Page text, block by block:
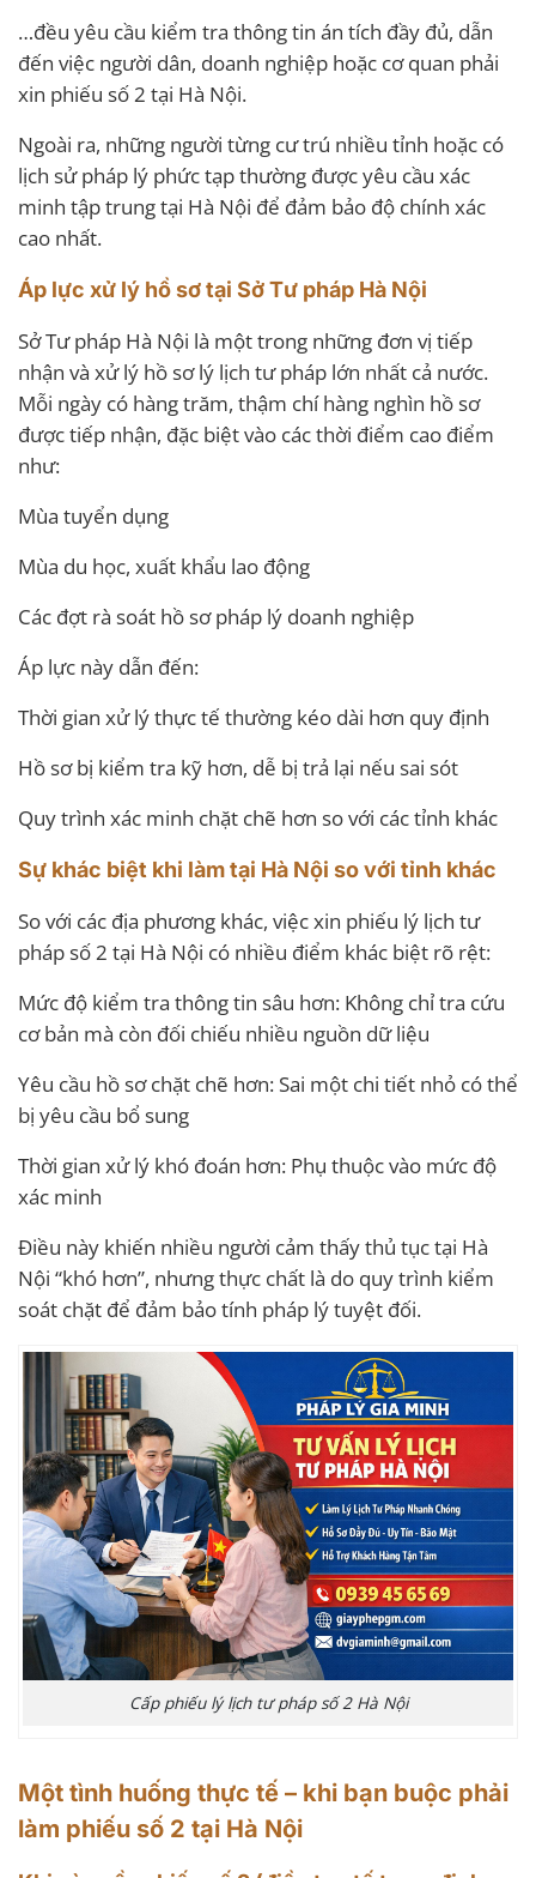
…đều yêu cầu kiểm tra thông tin án tích đầy đủ, dẫn
đến việc người dân, doanh nghiệp hoặc cơ quan phải
xin phiếu số 2 tại Hà Nội.
Ngoài ra, những người từng cư trú nhiều tỉnh hoặc có
lịch sử pháp lý phức tạp thường được yêu cầu xác
minh tập trung tại Hà Nội để đảm bảo độ chính xác
cao nhất.
Áp lực xử lý hồ sơ tại Sở Tư pháp Hà Nội
Sở Tư pháp Hà Nội là một trong những đơn vị tiếp
nhận và xử lý hồ sơ lý lịch tư pháp lớn nhất cả nước.
Mỗi ngày có hàng trăm, thậm chí hàng nghìn hồ sơ
được tiếp nhận, đặc biệt vào các thời điểm cao điểm
như:
Mùa tuyển dụng
Mùa du học, xuất khẩu lao động
Các đợt rà soát hồ sơ pháp lý doanh nghiệp
Áp lực này dẫn đến:
Thời gian xử lý thực tế thường kéo dài hơn quy định
Hồ sơ bị kiểm tra kỹ hơn, dễ bị trả lại nếu sai sót
Quy trình xác minh chặt chẽ hơn so với các tỉnh khác
Sự khác biệt khi làm tại Hà Nội so với tỉnh khác
So với các địa phương khác, việc xin phiếu lý lịch tư
pháp số 2 tại Hà Nội có nhiều điểm khác biệt rõ rệt:
Mức độ kiểm tra thông tin sâu hơn: Không chỉ tra cứu
cơ bản mà còn đối chiếu nhiều nguồn dữ liệu
Yêu cầu hồ sơ chặt chẽ hơn: Sai một chi tiết nhỏ có thể
bị yêu cầu bổ sung
Thời gian xử lý khó đoán hơn: Phụ thuộc vào mức độ
xác minh
Điều này khiến nhiều người cảm thấy thủ tục tại Hà
Nội “khó hơn”, nhưng thực chất là do quy trình kiểm
soát chặt để đảm bảo tính pháp lý tuyệt đối.
Cấp phiếu lý lịch tư pháp số 2 Hà Nội
Một tình huống thực tế – khi bạn buộc phải
làm phiếu số 2 tại Hà Nội